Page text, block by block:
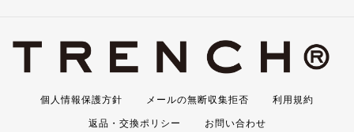
個人情報保護方針 メールの無断収集拒否 利用規約
返品・交換ポリシー お問い合わせ